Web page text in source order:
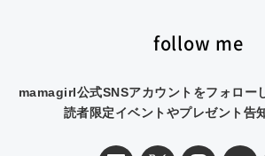
follow me
mamagirl公式SNSアカウントをフォロー
読者限定イベントやプレゼント告